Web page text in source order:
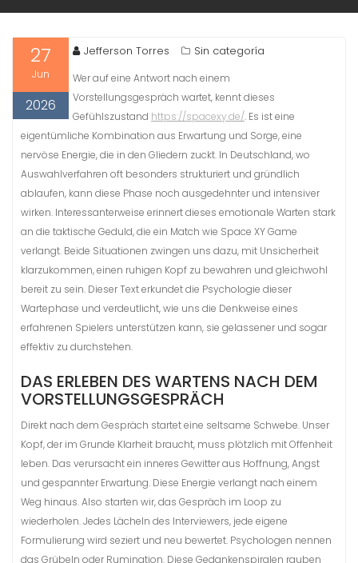
27
Jun
2026
Jefferson Torres Sin categoría
Wer auf eine Antwort nach einem
Vorstellungsgespräch wartet, kennt dieses
Gefühlszustand https://spacexy.de/. Es ist eine
eigentümliche Kombination aus Erwartung und Sorge, eine
nervöse Energie, die in den Gliedern zuckt. In Deutschland, wo
Auswahlverfahren oft besonders strukturiert und gründlich
ablaufen, kann diese Phase noch ausgedehnter und intensiver
wirken. Interessanterweise erinnert dieses emotionale Warten stark
an die taktische Geduld, die ein Match wie Space XY Game
verlangt. Beide Situationen zwingen uns dazu, mit Unsicherheit
klarzukommen, einen ruhigen Kopf zu bewahren und gleichwohl
bereit zu sein. Dieser Text erkundet die Psychologie dieser
Wartephase und verdeutlicht, wie uns die Denkweise eines
erfahrenen Spielers unterstützen kann, sie gelassener und sogar
effektiv zu durchstehen.
DAS ERLEBEN DES WARTENS NACH DEM
VORSTELLUNGSGESPRÄCH
Direkt nach dem Gespräch startet eine seltsame Schwebe. Unser
Kopf, der im Grunde Klarheit braucht, muss plötzlich mit Offenheit
leben. Das verursacht ein inneres Gewitter aus Hoffnung, Angst
und gespannter Erwartung. Diese Energie verlangt nach einem
Weg hinaus. Also starten wir, das Gespräch im Loop zu
wiederholen. Jedes Lächeln des Interviewers, jede eigene
Formulierung wird seziert und neu bewertet. Psychologen nennen
das Grübeln oder Rumination. Diese Gedankenspiralen rauben